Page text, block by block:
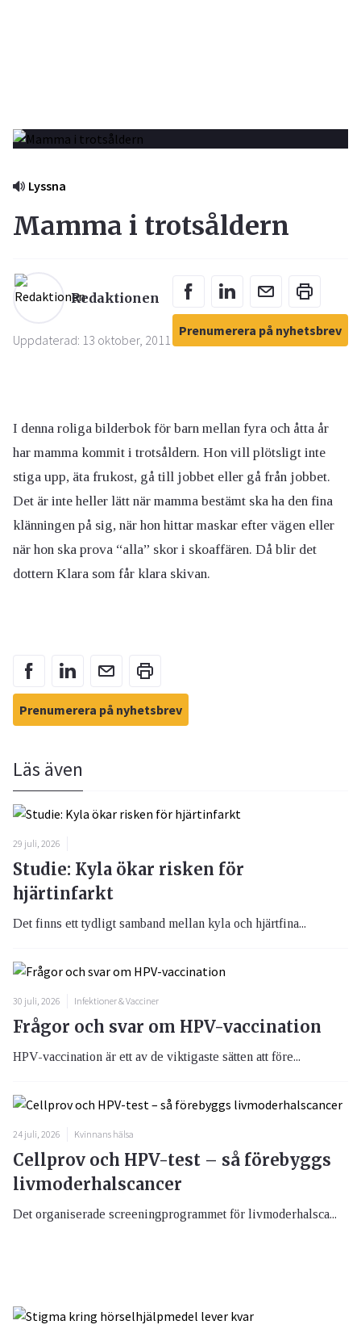
Lyssna
Mamma i trotsåldern
Redaktionen
Uppdaterad: 13 oktober, 2011
Prenumerera på nyhetsbrev
I denna roliga bilderbok för barn mellan fyra och åtta år
har mamma kommit i trotsåldern. Hon vill plötsligt inte
stiga upp, äta frukost, gå till jobbet eller gå från jobbet.
Det är inte heller lätt när mamma bestämt ska ha den fina
klänningen på sig, när hon hittar maskar efter vägen eller
när hon ska prova “alla” skor i skoaffären. Då blir det
dottern Klara som får klara skivan.
Prenumerera på nyhetsbrev
Läs även
29 juli, 2026
Studie: Kyla ökar risken för
hjärtinfarkt
Det finns ett tydligt samband mellan kyla och hjärtfina...
30 juli, 2026 Infektioner & Vacciner
Frågor och svar om HPV-vaccination
HPV-vaccination är ett av de viktigaste sätten att före...
24 juli, 2026 Kvinnans hälsa
Cellprov och HPV-test – så förebyggs
livmoderhalscancer
Det organiserade screeningprogrammet för livmoderhalsca...